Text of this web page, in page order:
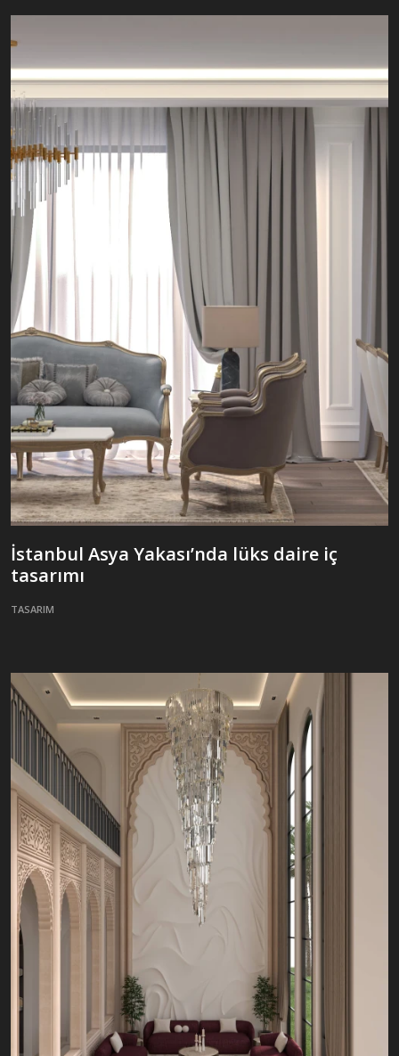
İstanbul Asya Yakası’nda lüks daire iç
tasarımı
TASARIM